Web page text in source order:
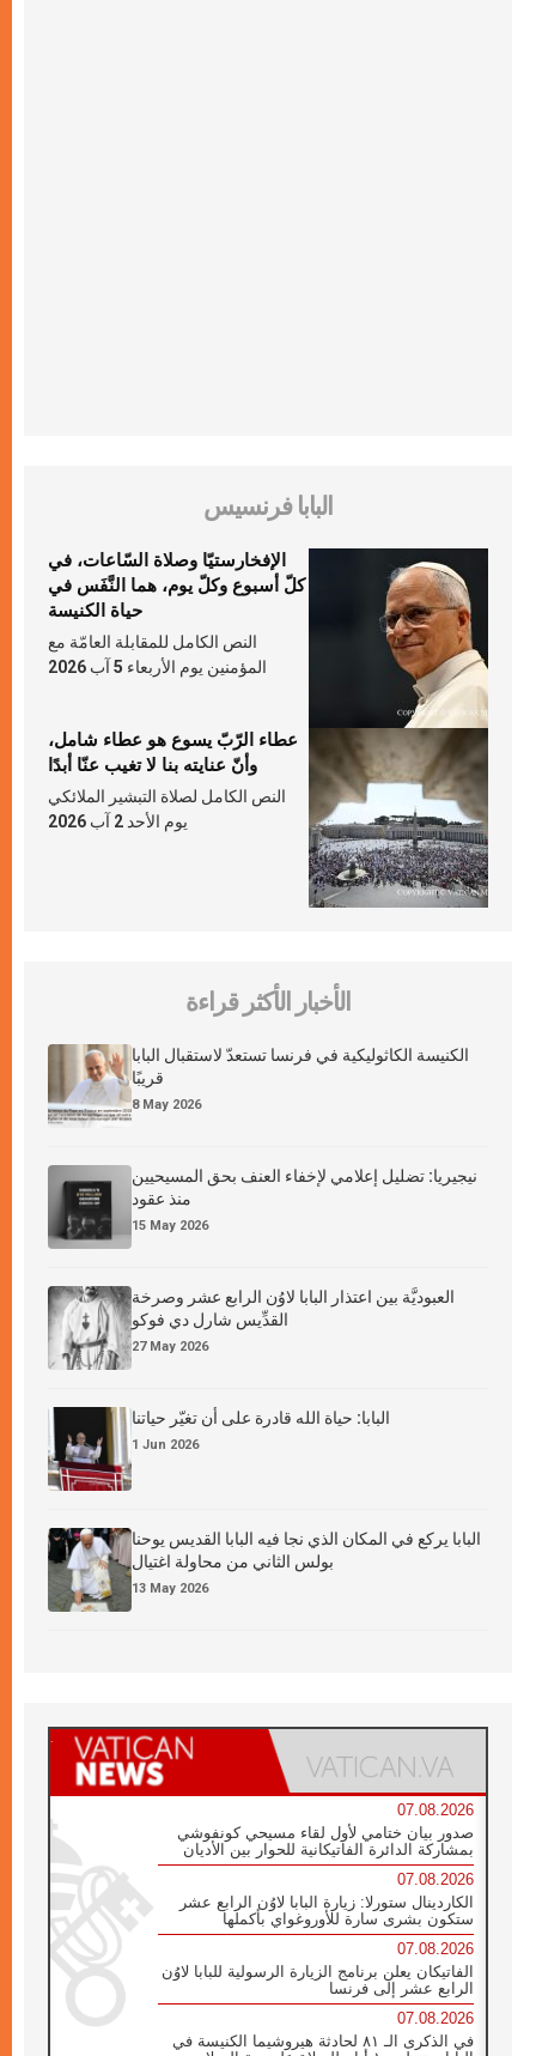
البابا فرنسيس
الإفخارستيّا وصلاة السّاعات، في
كلّ أسبوع وكلّ يوم، هما النَّفَس في
حياة الكنيسة
النص الكامل للمقابلة العامّة مع
المؤمنين يوم الأربعاء 5 آب 2026
عطاء الرّبّ يسوع هو عطاء شامل،
وأنّ عنايته بنا لا تغيب عنّا أبدًا
النص الكامل لصلاة التبشير الملائكي
يوم الأحد 2 آب 2026
الأخبار الأكثر قراءة
الكنيسة الكاثوليكية في فرنسا تستعدّ لاستقبال البابا
قريبًا
8 May 2026
نيجيريا: تضليل إعلامي لإخفاء العنف بحق المسيحيين
منذ عقود
15 May 2026
العبوديَّة بين اعتذار البابا لاوُن الرابع عشر وصرخة
القدِّيس شارل دي فوكو
27 May 2026
البابا: حياة الله قادرة على أن تغيّر حياتنا
1 Jun 2026
البابا يركع في المكان الذي نجا فيه البابا القديس يوحنا
بولس الثاني من محاولة اغتيال
13 May 2026
07.08.2026
صدور بيان ختامي لأول لقاء مسيحي كونفوشي
بمشاركة الدائرة الفاتيكانية للحوار بين الأديان
07.08.2026
الكاردينال ستورلا: زيارة البابا لاوُن الرابع عشر
ستكون بشرى سارة للأوروغواي بأكملها
07.08.2026
الفاتيكان يعلن برنامج الزيارة الرسولية للبابا لاوُن
الرابع عشر إلى فرنسا
07.08.2026
في الذكرى الـ ٨١ لحادثة هيروشيما الكنيسة في